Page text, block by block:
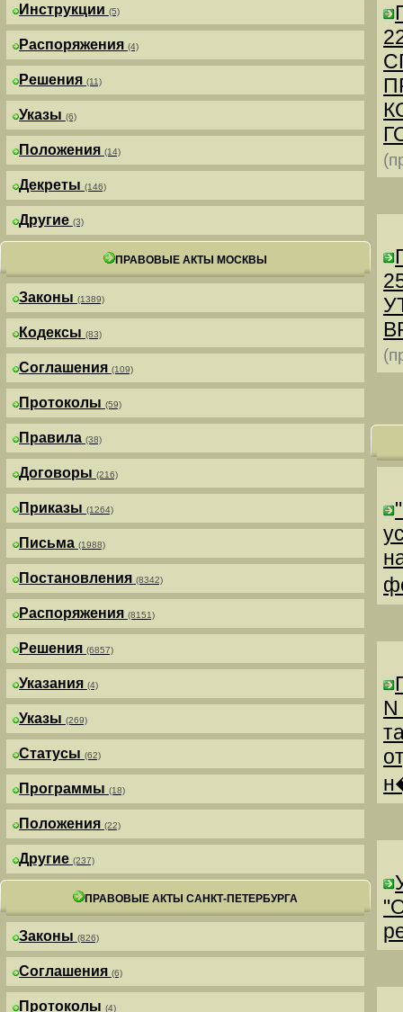
Инструкции (5)
Распоряжения (4)
Решения (11)
Указы (6)
Положения (14)
Декреты (146)
Другие (3)
ПРАВОВЫЕ АКТЫ МОСКВЫ
Законы (1389)
Кодексы (83)
Соглашения (109)
Протоколы (59)
Правила (38)
Договоры (216)
Приказы (1264)
Письма (1988)
Постановления (8342)
Распоряжения (8151)
Решения (6857)
Указания (4)
Указы (269)
Статусы (62)
Программы (18)
Положения (22)
Другие (237)
ПРАВОВЫЕ АКТЫ САНКТ-ПЕТЕРБУРГА
Законы (826)
Соглашения (6)
Протоколы (4)